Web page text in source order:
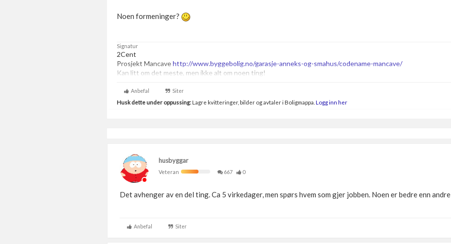
Noen formeninger?
Signatur
2Cent
Prosjekt Mancavehttp://www.byggebolig.no/garasje-anneks-og-smahus/codename-mancave/
Kan litt om det meste, men ikke alt om noen ting!
Anbefal Siter
Husk dette under oppussing:Lagre kvitteringer, bilder og avtaler i Boligmappa. Logg inn her
husbyggar
Veteran
667 0
Det avhenger av en del ting. Ca 5 virkedager, men spørs hvem som gjer jobben. Noen er bedre enn andre
Anbefal Siter